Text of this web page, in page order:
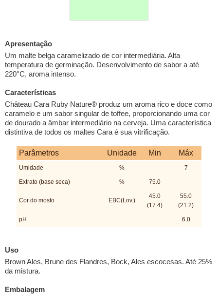
Apresentação
Um malte belga caramelizado de cor intermediária. Alta
temperatura de germinação. Desenvolvimento de sabor a até
220°C, aroma intenso.
Características
Château Cara Ruby Nature® produz um aroma rico e doce como
caramelo e um sabor singular de toffee, proporcionando uma cor
de dourado a âmbar intermediário na cerveja. Uma característica
distintiva de todos os maltes Cara é sua vitrificação.
Parâmetros Unidade Min Máx
Umidade % 7
Extrato (base seca) % 75.0
Cor do mosto EBC(Lov.)
45.0
(17.4)
55.0
(21.2)
pH 6.0
Uso
Brown Ales, Brune des Flandres, Bock, Ales escocesas. Até 25%
da mistura.
Embalagem